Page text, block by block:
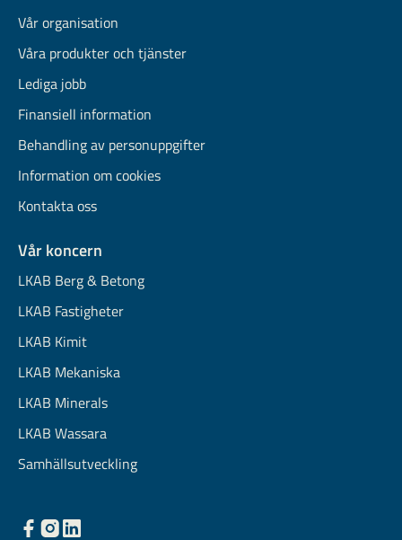
Vår organisation
Våra produkter och tjänster
Lediga jobb
Finansiell information
Behandling av personuppgifter
Information om cookies
Kontakta oss
Vår koncern
LKAB Berg & Betong
LKAB Fastigheter
LKAB Kimit
LKAB Mekaniska
LKAB Minerals
LKAB Wassara
Samhällsutveckling